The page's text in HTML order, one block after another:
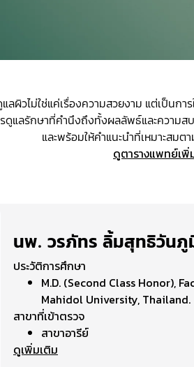
แลผิวไม่ใช่แค่เรื่องความสวยงาม แต่เป็นกา
แลรักษาที่คำนึงถึงทั้งผลลัพธ์และความส
และพร้อมให้คำแนะนำที่เหมาะสม
ดูตารางแพทย์เพิ่
นพ. วรภัทร ลิ้มสุทธิวัน
ประวัติการศึกษา
M.D. (Second Class Honor),
Mahidol University, Thailand.
สาขาที่เข้าตรวจ
สาขาอารีย์
ดูเพิ่มเติม